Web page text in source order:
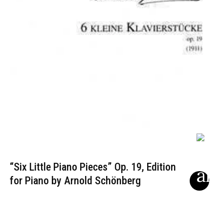
“Six Little Piano Pieces” Op. 19, Edition
for Piano by Arnold Schönberg